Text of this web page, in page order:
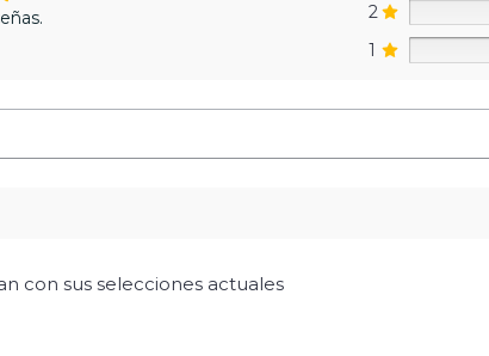
2
1
con sus selecciones actuales